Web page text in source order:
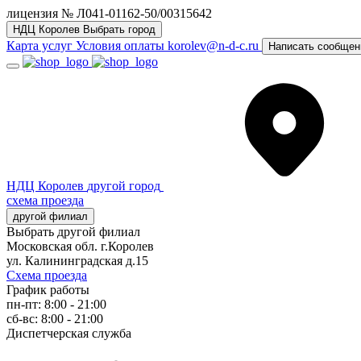
лицензия № Л041-01162-50/00315642
НДЦ Королев Выбрать город
Карта услуг Условия оплаты korolev@n-d-c.ru Написать
НДЦ Королев другой город
схема проезда
другой филиал
Выбрать другой филиал
Московская обл. г.Королев
ул. Калининградская д.15
Схема проезда
График работы
пн-пт: 8:00 - 21:00
сб-вс: 8:00 - 21:00
Диспетчерская служба